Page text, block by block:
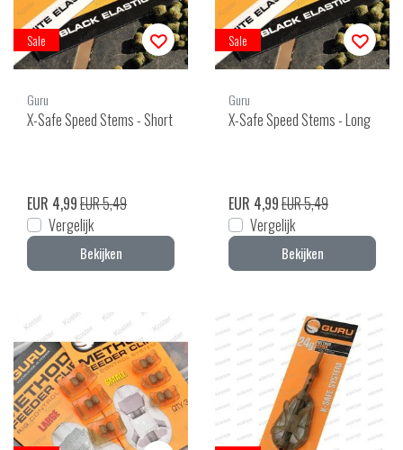
Sale
Guru
X-Safe Speed Stems - Short
EUR 4,99EUR 5,49
Vergelijk
Bekijken
Sale
Guru
X-Safe Speed Stems - Long
EUR 4,99EUR 5,49
Vergelijk
Bekijken